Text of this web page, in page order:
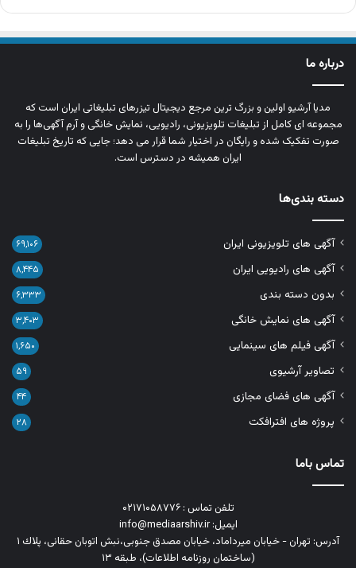
درباره ما
مدیا آرشیو اولین و بزرگ‌ ترین مرجع دیجیتال تیزرهای تبلیغاتی ایران است که
مجموعه‌ ای کامل از تبلیغات تلویزیونی، رادیویی، نمایش خانگی و آرم‌ آگهی‌ها را به‌
صورت تفکیک‌ شده و رایگان در اختیار شما قرار می‌ دهد؛ جایی که تاریخ تبلیغات
ایران همیشه در دسترس است.
دسته بندی‌ها
آگهی های تلویزیونی ایران ۶۹,۱۰۶
آگهی های رادیویی ایران ۸,۴۴۵
بدون دسته بندی ۶,۳۳۳
آگهی های نمایش خانگی ۳,۴۰۳
آگهی فیلم های سینمایی ۱,۶۵۰
تصاویر آرشیوی ۵۹
آگهی های فضای مجازی ۴۴
پروژه های افترافکت ۲۸
تماس باما
تلفن تماس : ۰۲۱۷۱۰۵۸۷۷۶
ایمیل: info@mediaarshiv.ir
آدرس: تهران - خیابان میرداماد، خیابان مصدق جنوبی،نبش اتوبان حقانی، پلاك ١
(ساختمان روزنامه اطلاعات)، طبقه ۱۳